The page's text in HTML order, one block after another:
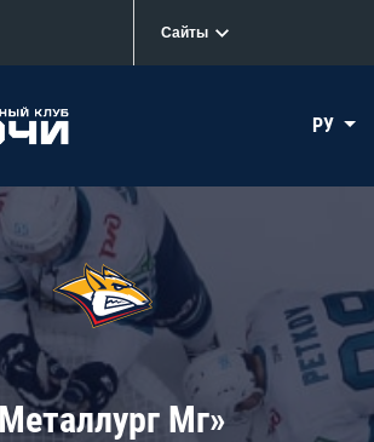
Сайты
РУ
Мг»